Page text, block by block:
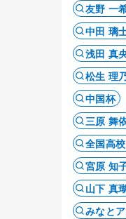
友野 一
中田 璃
浅田 真
松生 理
中国杯
三原 舞
全国高
宮原 知
山下 真
みなと